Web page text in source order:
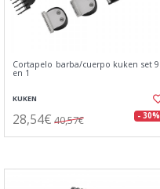
Cortapelo barba/cuerpo kuken set 9
en 1
KUKEN
28,54€ 40,57€ - 30%